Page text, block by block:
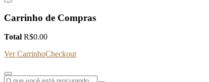
Carrinho de Compras
Total R$0.00
Ver CarrinhoCheckout